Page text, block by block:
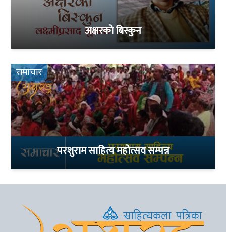
अक्षरको बिस्कुन
समाचार
परशुराम साहित्य महोत्सव सम्पन्न